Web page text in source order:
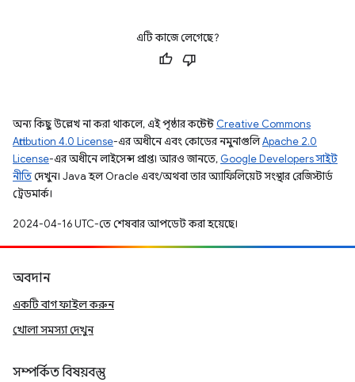
এটি কাজে লেগেছে?
অন্য কিছু উল্লেখ না করা থাকলে, এই পৃষ্ঠার কন্টেন্ট Creative Commons
Attribution 4.0 License-এর অধীনে এবং কোডের নমুনাগুলিApache 2.0
License-এর অধীনে লাইসেন্স প্রাপ্ত। আরও জানতে, Google Developers সাইট
নীতিদেখুন। Java হল Oracle এবং/অথবা তার অ্যাফিলিয়েট সংস্থার রেজিস্টার্ড
ট্রেডমার্ক।
2024-04-16 UTC-তে শেষবার আপডেট করা হয়েছে।
অবদান
একটি বাগ ফাইল করুন
খোলা সমস্যা দেখুন
সম্পর্কিত বিষয়বস্তু